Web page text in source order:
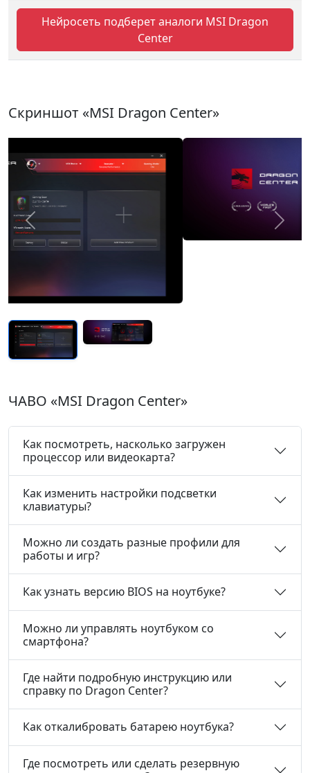
Нейросеть подберет аналоги MSI Dragon
Center
Скриншот «MSI Dragon Center»
Previous
ЧАВО «MSI Dragon Center»
процессор или видеокарта?
Как изменить настройки подсветки
клавиатуры?
Можно ли создать разные профили для
работы и игр?
Как узнать версию BIOS на ноутбуке?
Можно ли управлять ноутбуком со
смартфона?
Где найти подробную инструкцию или
справку по Dragon Center?
Как откалибровать батарею ноутбука?
Где посмотреть или сделать резервную
копию важных данных?
Можно ли быстро изменить цветопередачу
экрана?